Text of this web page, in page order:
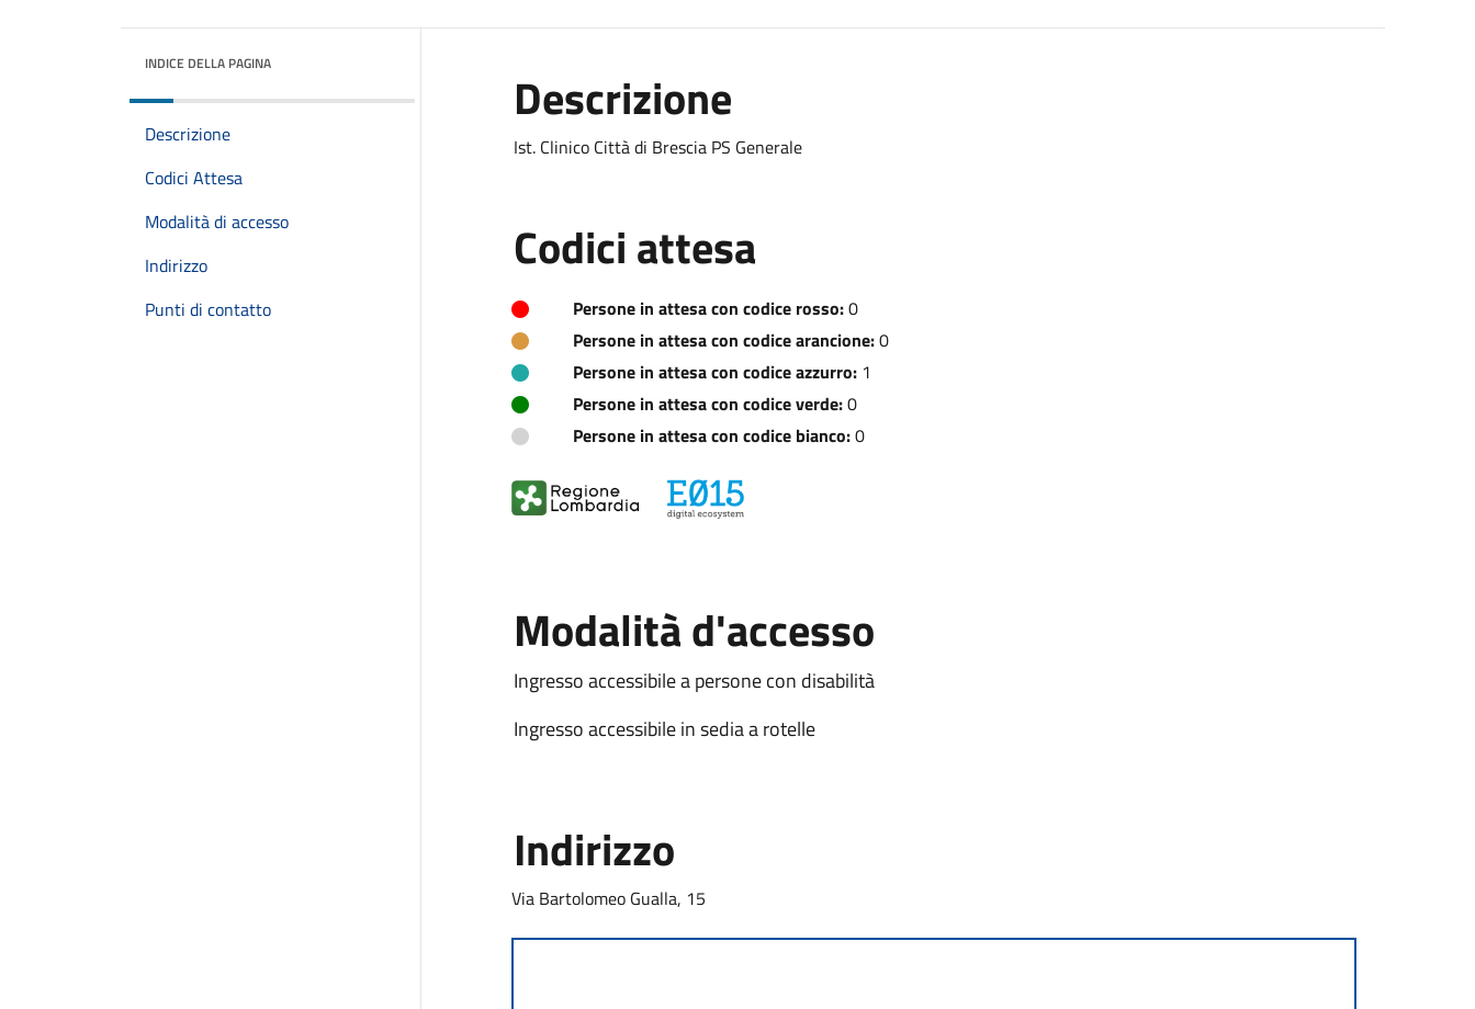
INDICE DELLA PAGINA
Descrizione
Codici Attesa
Modalità di accesso
Indirizzo
Punti di contatto
Descrizione
Ist. Clinico Città di Brescia PS Generale
Codici attesa
Persone in attesa con codice rosso:0
Persone in attesa con codice arancione:0
Persone in attesa con codice azzurro:1
Persone in attesa con codice verde:0
Persone in attesa con codice bianco:0
Modalità d'accesso
Ingresso accessibile a persone con disabilità
Ingresso accessibile in sedia a rotelle
Indirizzo
Via Bartolomeo Gualla, 15